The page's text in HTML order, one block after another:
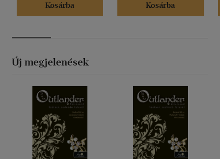
Kosárba
Kosárba
Új megjelenések